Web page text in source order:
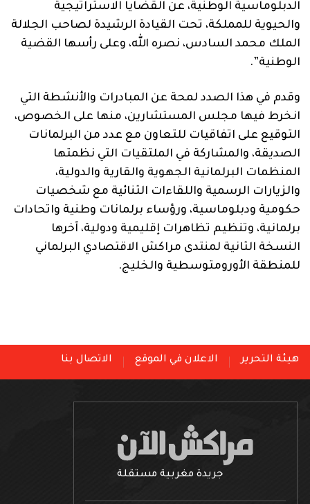
الدبلوماسية الوطنية، عن القضايا الاستراتيجية
والحيوية للمملكة، تحت القيادة الرشيدة لصاحب الجلالة
الملك محمد السادس، نصره الله، وعلى رأسها القضية
الوطنية”.
وقدم في هذا الصدد لمحة عن المبادرات والأنشطة التي
انخرط فيها مجلس المستشارين، منها على الخصوص،
التوقيع على اتفاقيات للتعاون مع عدد من البرلمانات
الصديقة، والمشاركة في الملتقيات التي نظمتها
المنظمات البرلمانية الجهوية والقارية والدولية،
والزيارات الرسمية واللقاءات الثنائية مع شخصيات
حكومية ودبلوماسية، ورؤساء برلمانات وطنية واتحادات
برلمانية، وتنظيم تظاهرات إقليمية ودولية، آخرها
النسخة الثانية لمنتدى مراكش الاقتصادي البرلماني
للمنطقة الأورومتوسطية والخليج.
هيئة التحرير الاعلان في الموقع الاتصال بنا
جريدة مغربية مستقلة